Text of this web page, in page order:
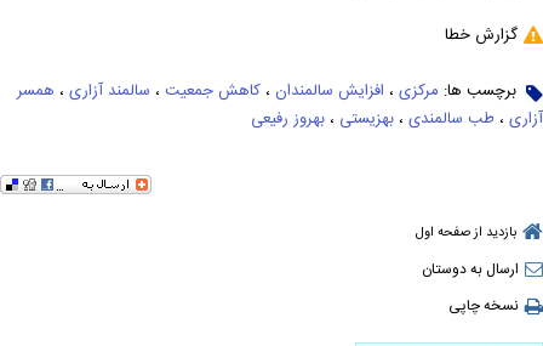
گزارش خطا
برچسب ها: مرکزی ، افزایش سالمندان ، کاهش جمعیت ، سالمند آزاری ، همسر
آزاری ، طب سالمندی ، بهزیستی ، بهروز رفیعی
بازدید از صفحه اول
ارسال به دوستان
نسخه چاپی